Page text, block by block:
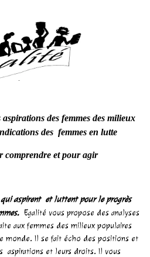
des femmes des milieux
des femmes en lutte
comprendre et pour agir
aspirent et luttent pour le progrès
Egalité vous propose des analyses
aux femmes des milieux populaires
monde. Il se fait écho des positions et
aspirations et leurs droits. Il vous